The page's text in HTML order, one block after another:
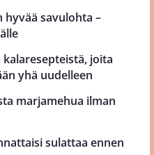
savulohta –
joita
yhä uudelleen
marjamehua ilman
sulattaa ennen